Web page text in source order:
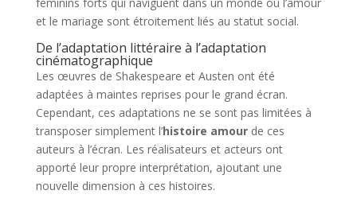
et le mariage sont étroitement liés au statut social.
De l’adaptation littéraire à l’adaptation
cinématographique
Les œuvres de Shakespeare et Austen ont été
adaptées à maintes reprises pour le grand écran.
Cependant, ces adaptations ne se sont pas limitées à
transposer simplement l’histoire amourde ces
auteurs à l’écran. Les réalisateurs et acteurs ont
apporté leur propre interprétation, ajoutant une
nouvelle dimension à ces histoires.